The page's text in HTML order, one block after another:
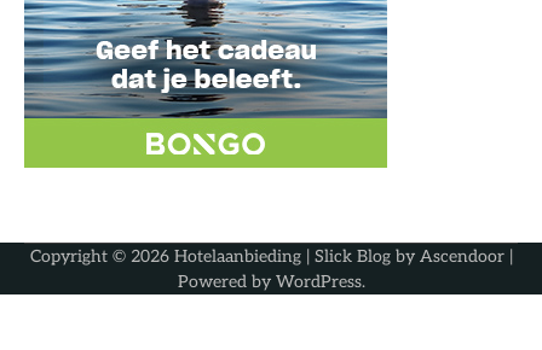
Copyright © 2026 Hotelaanbieding| Slick Blog by Ascendoor|
Powered by WordPress.